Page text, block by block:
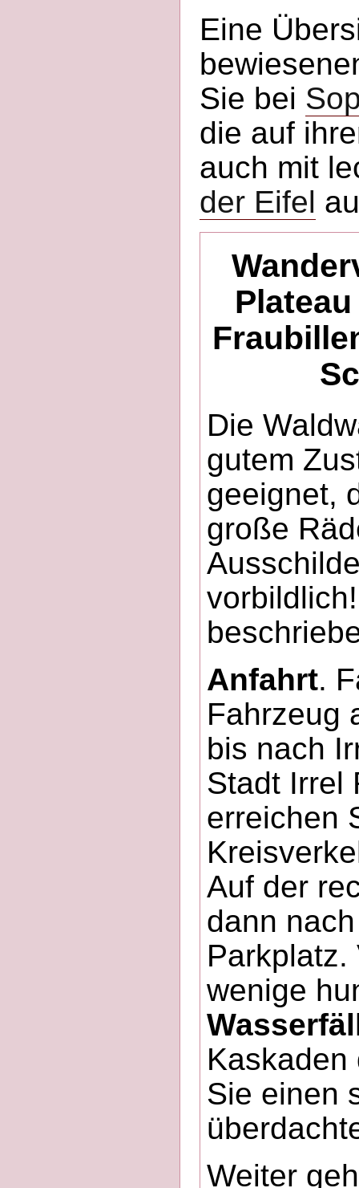
Eine
Sie bei
die auf
auch mit
der Eifel
Die
gutem
geeignet,
große
Anfahrt.
Fahrzeug
bis nach
Stadt Irrel
erreichen
Auf der
dann
Parkplatz.
wenige
Kaskaden
Sie einen
Weiter